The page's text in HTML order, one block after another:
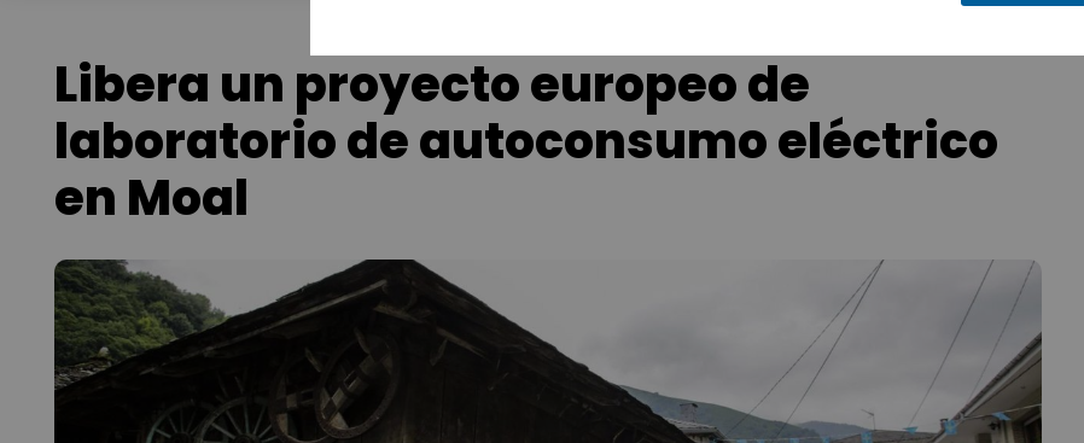
Libera un proyecto europeo de
laboratorio de autoconsumo eléctrico
en Moal